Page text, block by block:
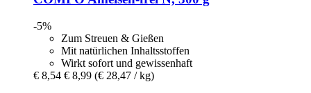
-5%
Zum Streuen & Gießen
Mit natürlichen Inhaltsstoffen
Wirkt sofort und gewissenhaft
€ 8,54 € 8,99 (€ 28,47 / kg)